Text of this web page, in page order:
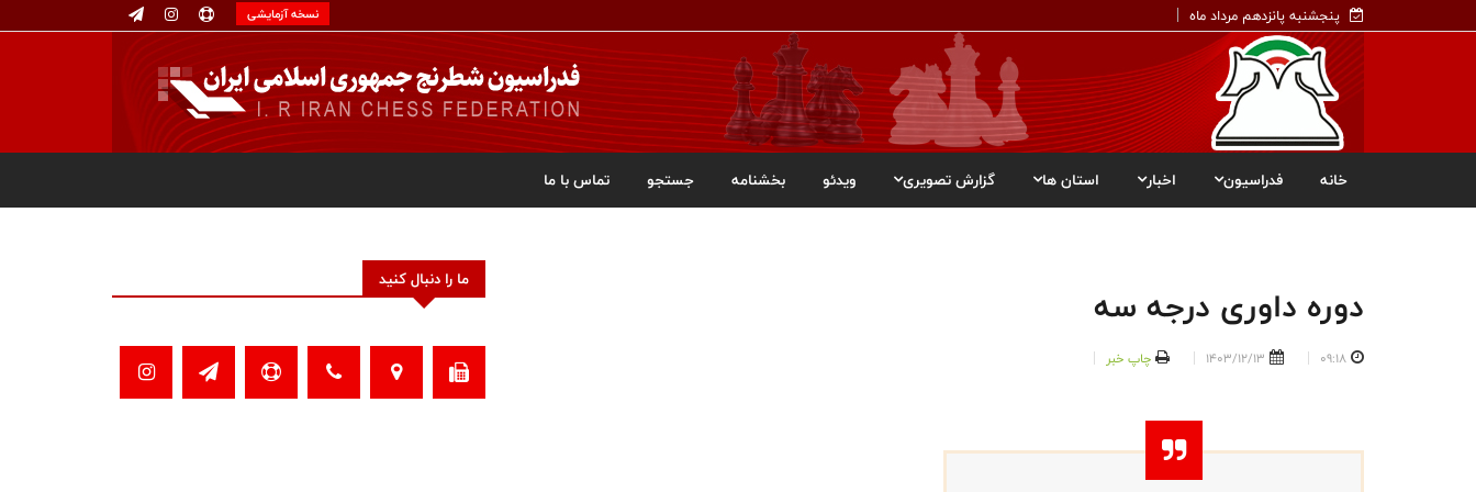
پنجشنبه پانزدهم مرداد ماه نسخه آزمایشی
خانه فدراسیون اخبار استان ها گزارش تصویری ویدئو بخشنامه جستجو تماس با ما
دوره داوری درجه سه
09:18
1403/12/13 چاپ خبر
ما را دنبال کنید